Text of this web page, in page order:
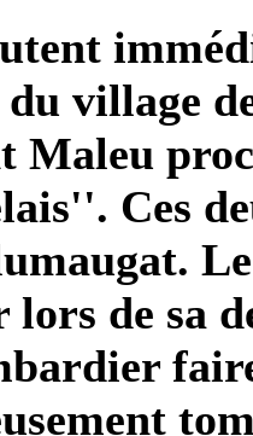
village
Maleu
Ces
de sa